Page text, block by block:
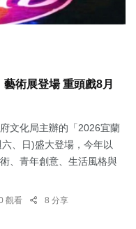
術展登場 重頭戲8月
文化局主辦的「2026宜蘭
、日)盛大登場，今年以
、青年創意、生活風格與
觀看 8 分享